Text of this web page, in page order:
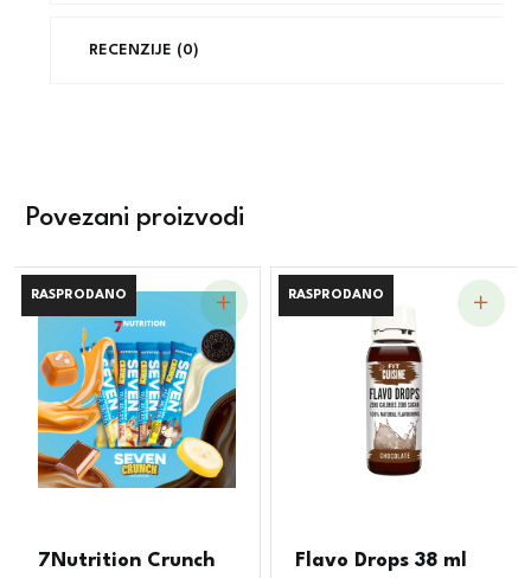
RECENZIJE (0)
Povezani proizvodi
RASPRODANO
RASPRODANO
7Nutrition Crunch
RASPRODANO
RASPRODANO
Flavo Drops 38 ml